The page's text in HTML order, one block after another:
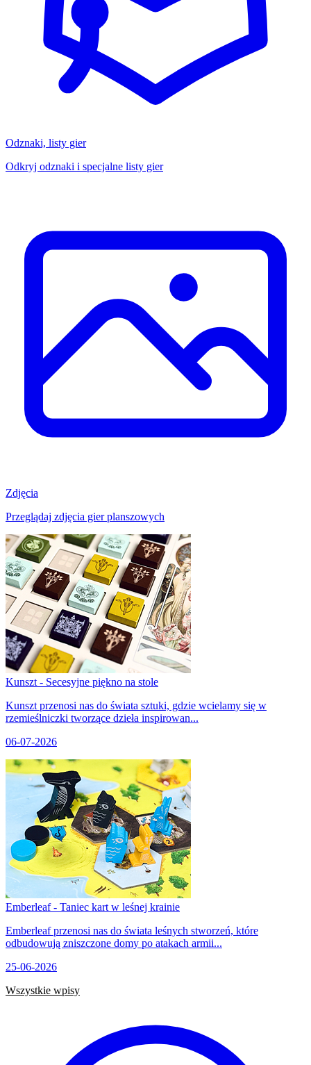
Odznaki, listy gier
Odkryj odznaki i specjalne listy gier
Zdjęcia
Przeglądaj zdjęcia gier planszowych
Kunszt - Secesyjne piękno na stole
Kunszt przenosi nas do świata sztuki, gdzie wcielamy się w
rzemieślniczki tworzące dzieła inspirowan...
06-07-2026
Emberleaf - Taniec kart w leśnej krainie
Emberleaf przenosi nas do świata leśnych stworzeń, które
odbudowują zniszczone domy po atakach armii...
25-06-2026
Wszystkie wpisy